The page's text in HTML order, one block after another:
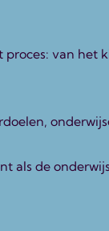
van
als de